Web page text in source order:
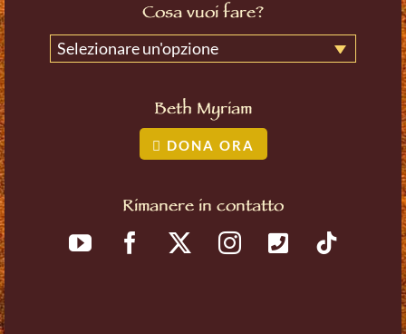
Cosa vuoi fare?
Selezionare un'opzione
Beth Myriam
DONA ORA
Rimanere in contatto